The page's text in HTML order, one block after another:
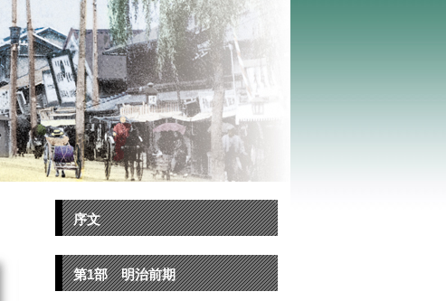
序文
第1部 明治前期